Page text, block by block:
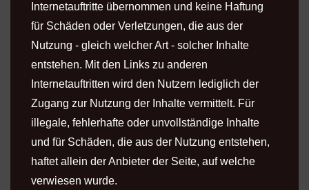
Internetauftritte übernommen und keine Haftung
für Schäden oder Verletzungen, die aus der
Nutzung - gleich welcher Art - solcher Inhalte
entstehen. Mit den Links zu anderen
Internetauftritten wird den Nutzern lediglich der
Zugang zur Nutzung der Inhalte vermittelt. Für
illegale, fehlerhafte oder unvollständige Inhalte
und für Schäden, die aus der Nutzung entstehen,
haftet allein der Anbieter der Seite, auf welche
verwiesen wurde.